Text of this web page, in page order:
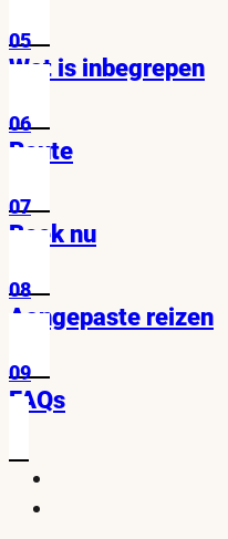
05
Wat is inbegrepen
06
Route
07
Boek nu
08
Aangepaste reizen
09
FAQs